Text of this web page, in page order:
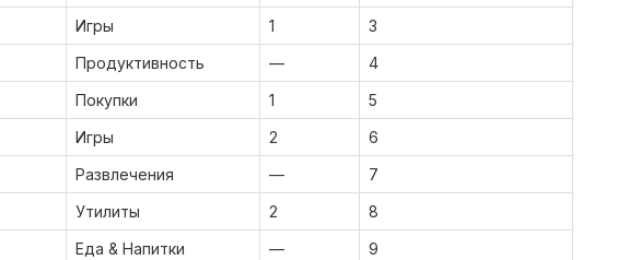
Игры 1
3
Продуктивность —
4
Покупки 1
5
Игры 2
6
Развлечения —
7
Утилиты 2
8
Еда & Напитки —
9